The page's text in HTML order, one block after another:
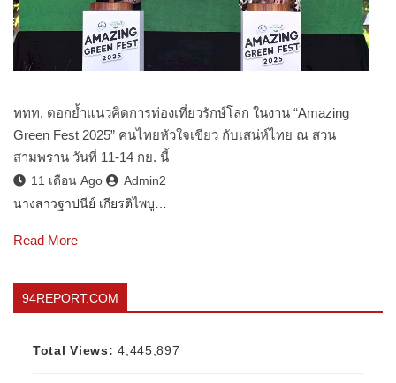
ททท. ตอกย้ำแนวคิดการท่องเที่ยวรักษ์โลก ในงาน “Amazing
Green Fest 2025” คนไทยหัวใจเขียว กับเสน่ห์ไทย ณ สวน
สามพราน วันที่ 11-14 กย. นี้
11 เดือน Ago
Admin2
นางสาวฐาปนีย์ เกียรติไพบู…
Read More
94REPORT.COM
Total Views:4,445,897